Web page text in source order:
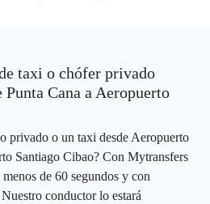
taxi o chófer privado
Punta Cana a Aeropuerto
privado o un taxi desde Aeropuerto
Santiago Cibao? Con Mytransfers
de 60 segundos y con
conductor lo estará